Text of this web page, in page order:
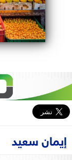
إيمان سعيد